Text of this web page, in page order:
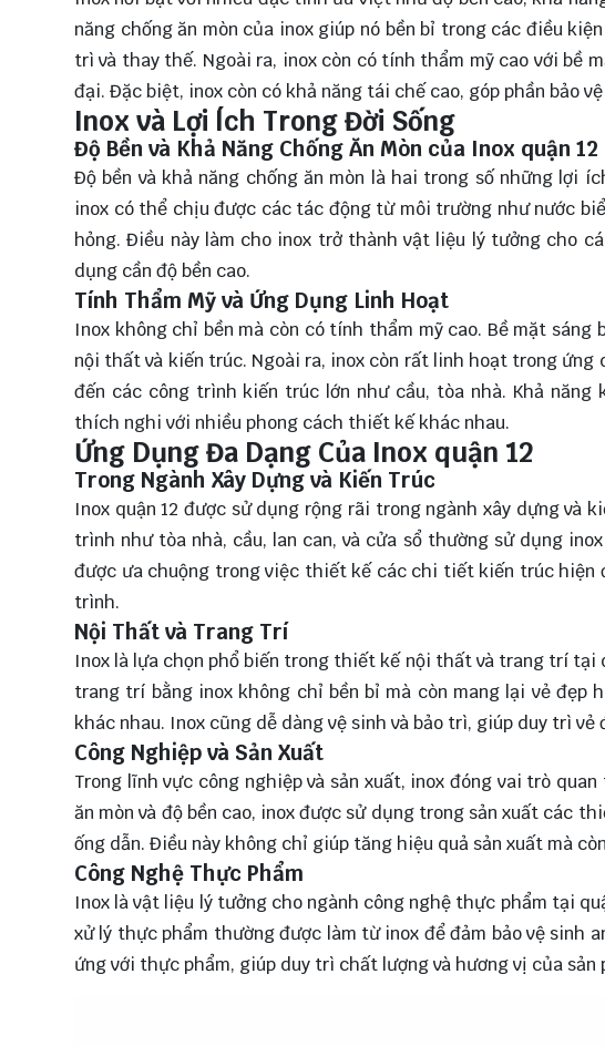
năng chống ăn mòn của inox giúp nó bền bỉ trong các điều
trì và thay thế. Ngoài ra, inox còn có tính thẩm mỹ cao với bề
đại. Đặc biệt, inox còn có khả năng tái chế cao, góp phần bảo
Inox và Lợi Ích Trong Đời Sống
Độ Bền và Khả Năng Chống Ăn Mòn của Inox quận 12
Độ bền và khả năng chống ăn mòn là hai trong số những lợi
inox có thể chịu được các tác động từ môi trường như nước
hỏng. Điều này làm cho inox trở thành vật liệu lý tưởng cho
dụng cần độ bền cao.
Tính Thẩm Mỹ và Ứng Dụng Linh Hoạt
Inox không chỉ bền mà còn có tính thẩm mỹ cao. Bề mặt
nội thất và kiến trúc. Ngoài ra, inox còn rất linh hoạt trong ứng
đến các công trình kiến trúc lớn như cầu, tòa nhà. Khả
thích nghi với nhiều phong cách thiết kế khác nhau.
Ứng Dụng Đa Dạng Của Inox quận 12
Trong Ngành Xây Dựng và Kiến Trúc
Inox quận 12 được sử dụng rộng rãi trong ngành xây dựng và
trình như tòa nhà, cầu, lan can, và cửa sổ thường sử dụng
được ưa chuộng trong việc thiết kế các chi tiết kiến trúc hiện
trình.
Nội Thất và Trang Trí
Inox là lựa chọn phổ biến trong thiết kế nội thất và trang trí tại
trang trí bằng inox không chỉ bền bỉ mà còn mang lại vẻ
khác nhau. Inox cũng dễ dàng vệ sinh và bảo trì, giúp duy trì vẻ
Công Nghiệp và Sản Xuất
Trong lĩnh vực công nghiệp và sản xuất, inox đóng vai trò
ăn mòn và độ bền cao, inox được sử dụng trong sản xuất các
ống dẫn. Điều này không chỉ giúp tăng hiệu quả sản xuất mà
Công Nghệ Thực Phẩm
Inox là vật liệu lý tưởng cho ngành công nghệ thực phẩm tại
xử lý thực phẩm thường được làm từ inox để đảm bảo vệ sinh
ứng với thực phẩm, giúp duy trì chất lượng và hương vị của sản